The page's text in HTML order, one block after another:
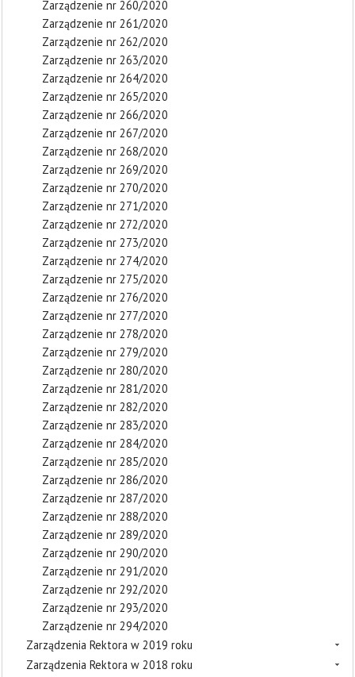
Zarządzenie nr 260/2020
Zarządzenie nr 261/2020
Zarządzenie nr 262/2020
Zarządzenie nr 263/2020
Zarządzenie nr 264/2020
Zarządzenie nr 265/2020
Zarządzenie nr 266/2020
Zarządzenie nr 267/2020
Zarządzenie nr 268/2020
Zarządzenie nr 269/2020
Zarządzenie nr 270/2020
Zarządzenie nr 271/2020
Zarządzenie nr 272/2020
Zarządzenie nr 273/2020
Zarządzenie nr 274/2020
Zarządzenie nr 275/2020
Zarządzenie nr 276/2020
Zarządzenie nr 277/2020
Zarządzenie nr 278/2020
Zarządzenie nr 279/2020
Zarządzenie nr 280/2020
Zarządzenie nr 281/2020
Zarządzenie nr 282/2020
Zarządzenie nr 283/2020
Zarządzenie nr 284/2020
Zarządzenie nr 285/2020
Zarządzenie nr 286/2020
Zarządzenie nr 287/2020
Zarządzenie nr 288/2020
Zarządzenie nr 289/2020
Zarządzenie nr 290/2020
Zarządzenie nr 291/2020
Zarządzenie nr 292/2020
Zarządzenie nr 293/2020
Zarządzenie nr 294/2020
Zarządzenia Rektora w 2019 roku
Zarządzenia Rektora w 2018 roku